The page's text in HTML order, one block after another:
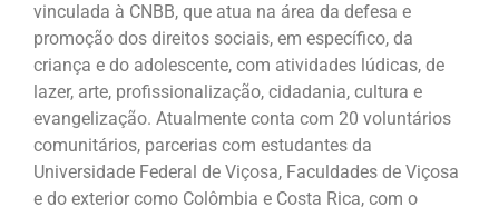
vinculada à CNBB, que atua na área da defesa e
promoção dos direitos sociais, em específico, da
criança e do adolescente, com atividades lúdicas, de
lazer, arte, profissionalização, cidadania, cultura e
evangelização. Atualmente conta com 20 voluntários
comunitários, parcerias com estudantes da
Universidade Federal de Viçosa, Faculdades de Viçosa
e do exterior como Colômbia e Costa Rica, com o